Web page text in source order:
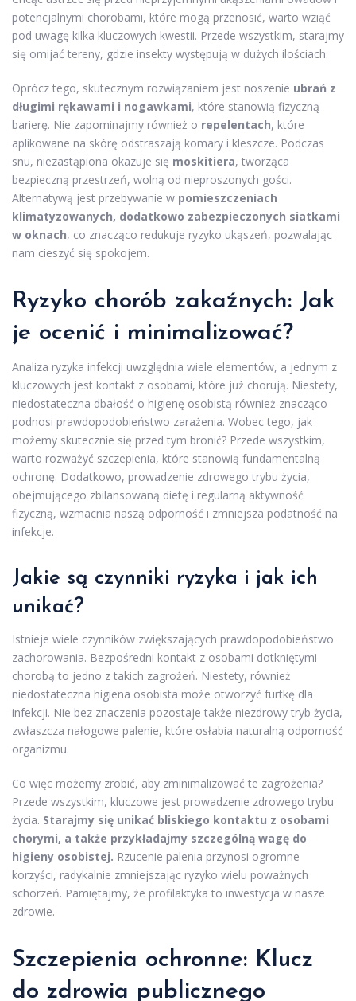
potencjalnymi chorobami, które mogą przenosić, warto wziąć
pod uwagę kilka kluczowych kwestii. Przede wszystkim, starajmy
się omijać tereny, gdzie insekty występują w dużych ilościach.
Oprócz tego, skutecznym rozwiązaniem jest noszenie ubrań z
długimi rękawami i nogawkami, które stanowią fizyczną
barierę. Nie zapominajmy również o repelentach, które
aplikowane na skórę odstraszają komary i kleszcze. Podczas
snu, niezastąpiona okazuje się moskitiera, tworząca
bezpieczną przestrzeń, wolną od nieproszonych gości.
Alternatywą jest przebywanie w pomieszczeniach
klimatyzowanych, dodatkowo zabezpieczonych siatkami
w oknach, co znacząco redukuje ryzyko ukąszeń, pozwalając
nam cieszyć się spokojem.
Ryzyko chorób zakaźnych: Jak
je ocenić i minimalizować?
Analiza ryzyka infekcji uwzględnia wiele elementów, a jednym z
kluczowych jest kontakt z osobami, które już chorują. Niestety,
niedostateczna dbałość o higienę osobistą również znacząco
podnosi prawdopodobieństwo zarażenia. Wobec tego, jak
możemy skutecznie się przed tym bronić? Przede wszystkim,
warto rozważyć szczepienia, które stanowią fundamentalną
ochronę. Dodatkowo, prowadzenie zdrowego trybu życia,
obejmującego zbilansowaną dietę i regularną aktywność
fizyczną, wzmacnia naszą odporność i zmniejsza podatność na
infekcje.
Jakie są czynniki ryzyka i jak ich
unikać?
Istnieje wiele czynników zwiększających prawdopodobieństwo
zachorowania. Bezpośredni kontakt z osobami dotkniętymi
chorobą to jedno z takich zagrożeń. Niestety, również
niedostateczna higiena osobista może otworzyć furtkę dla
infekcji. Nie bez znaczenia pozostaje także niezdrowy tryb życia,
zwłaszcza nałogowe palenie, które osłabia naturalną odporność
organizmu.
Co więc możemy zrobić, aby zminimalizować te zagrożenia?
Przede wszystkim, kluczowe jest prowadzenie zdrowego trybu
życia. Starajmy się unikać bliskiego kontaktu z osobami
chorymi, a także przykładajmy szczególną wagę do
higieny osobistej. Rzucenie palenia przynosi ogromne
korzyści, radykalnie zmniejszając ryzyko wielu poważnych
schorzeń. Pamiętajmy, że profilaktyka to inwestycja w nasze
zdrowie.
Szczepienia ochronne: Klucz
do zdrowia publicznego